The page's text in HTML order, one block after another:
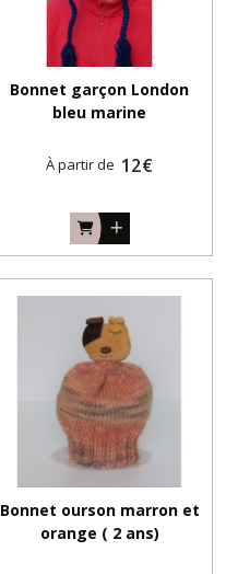
Bonnet garçon London
bleu marine
À partir de 12€
Bonnet ourson marron et
orange ( 2 ans)